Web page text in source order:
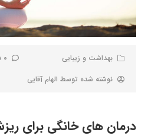
بهداشت و زیبایی
0 نظر کاربران
نوشته شده توسط الهام آقایی
درمان های خانگی برای